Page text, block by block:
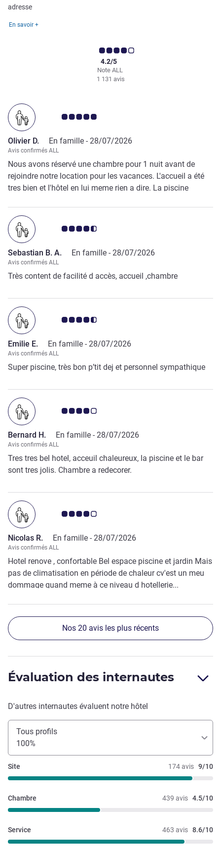
adresse
En savoir +
Note ALL
4.2/5
1 131 avis
Note Avis clients 5.0/5
Olivier D. En famille - 28/07/2026
Avis confirmés ALL
Nous avons réservé une chambre pour 1 nuit avant de
rejoindre notre location pour les vacances. L'accueil a été
tres bien et l'hôtel en lui meme rien a dire. La piscine
chambre pour 1 nuit reste tout de meme légèrement
excessif.
Note Avis clients 4.5/5
Sebastian B. A. En famille - 28/07/2026
Avis confirmés ALL
Très content de facilité d accès, accueil ,chambre
Note Avis clients 4.5/5
Emilie E. En famille - 28/07/2026
Avis confirmés ALL
Super piscine, très bon p’tit dej et personnel sympathique
Note Avis clients 4.0/5
Bernard H. En famille - 28/07/2026
Avis confirmés ALL
Tres tres bel hotel, acceuil chaleureux, la piscine et le bar
sont tres jolis. Chambre a redecorer.
Note Avis clients 4.0/5
Nicolas R. En famille - 28/07/2026
Avis confirmés ALL
Hotel renove , confortable Bel espace piscine et jardin Mais
pas de climatisation en période de chaleur cv'est un meu
dommage quand meme à ce niveau d hotellerie...
Nos 20 avis les plus récents
Évaluation des internautes
D'autres internautes évaluent notre hôtel
Tous profils
100%
174 avis 9/10
Site
439 avis 4.5/10
Chambre
463 avis 8.6/10
Service